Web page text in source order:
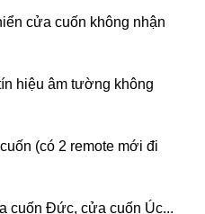
cửa cuốn không nhận
hiệu âm tường không
(có 2 remote mới đi
cuốn Đức, cửa cuốn Úc...